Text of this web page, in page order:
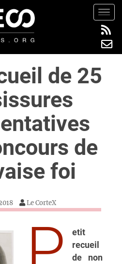
de 25
de
foi
Le CorteX
etit
recueil
de non